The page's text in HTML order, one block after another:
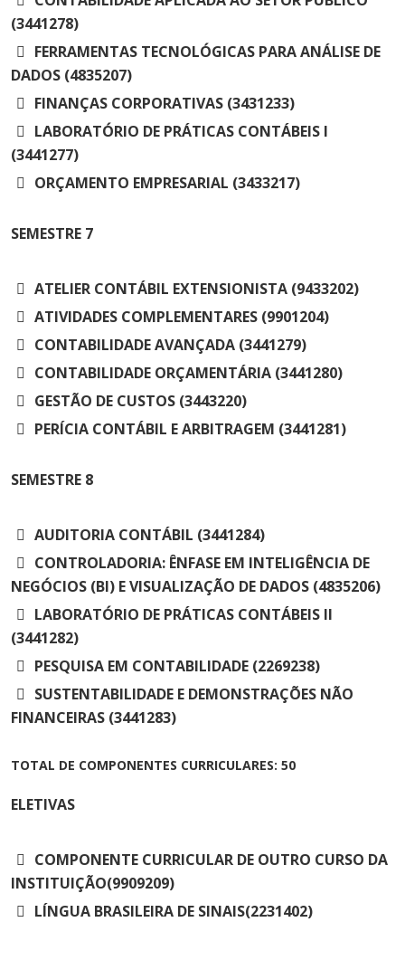
(3441278)
FERRAMENTAS TECNOLÓGICAS PARA ANÁLISE DE
DADOS (4835207)
FINANÇAS CORPORATIVAS (3431233)
LABORATÓRIO DE PRÁTICAS CONTÁBEIS I
(3441277)
ORÇAMENTO EMPRESARIAL (3433217)
SEMESTRE 7
ATELIER CONTÁBIL EXTENSIONISTA (9433202)
ATIVIDADES COMPLEMENTARES (9901204)
CONTABILIDADE AVANÇADA (3441279)
CONTABILIDADE ORÇAMENTÁRIA (3441280)
GESTÃO DE CUSTOS (3443220)
PERÍCIA CONTÁBIL E ARBITRAGEM (3441281)
SEMESTRE 8
AUDITORIA CONTÁBIL (3441284)
CONTROLADORIA: ÊNFASE EM INTELIGÊNCIA DE
NEGÓCIOS (BI) E VISUALIZAÇÃO DE DADOS (4835206)
LABORATÓRIO DE PRÁTICAS CONTÁBEIS II
(3441282)
PESQUISA EM CONTABILIDADE (2269238)
SUSTENTABILIDADE E DEMONSTRAÇÕES NÃO
FINANCEIRAS (3441283)
TOTAL DE COMPONENTES CURRICULARES: 50
ELETIVAS
COMPONENTE CURRICULAR DE OUTRO CURSO DA
INSTITUIÇÃO(9909209)
LÍNGUA BRASILEIRA DE SINAIS(2231402)